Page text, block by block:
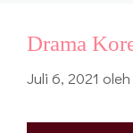
Drama
Juli 6, 2021 oleh